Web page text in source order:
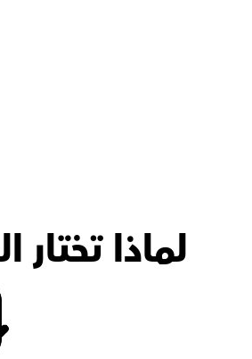
لماذا